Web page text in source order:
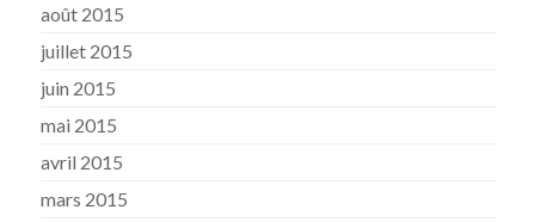
août 2015
juillet 2015
juin 2015
mai 2015
avril 2015
mars 2015